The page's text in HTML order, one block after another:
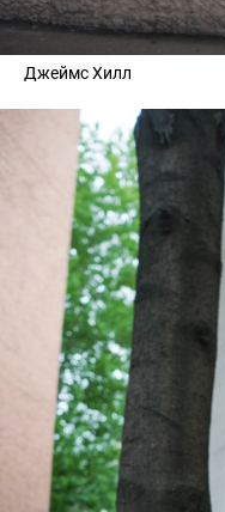
Джеймс Хилл